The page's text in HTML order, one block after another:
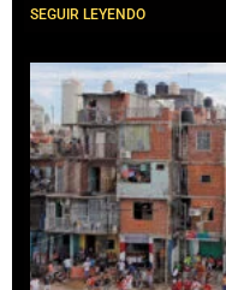
SEGUIR LEYENDO